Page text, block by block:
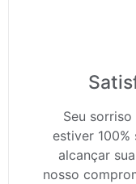
Seu
estiver
alcançar
nosso